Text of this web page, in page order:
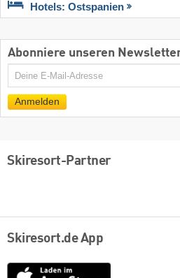
Hotels: Ostspanien
Abonniere unseren
E-
Mail
Anmelden
Skiresort-Partner
Skiresort.de App
App